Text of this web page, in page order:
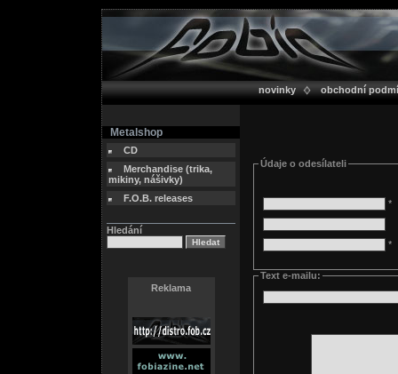
novinky obchodní
Metalshop
CD
Merchandise (trika,
mikiny, nášivky)
F.O.B. releases
Hledání
Reklama
Údaje o odesílateli
*
*
Text e-mailu: